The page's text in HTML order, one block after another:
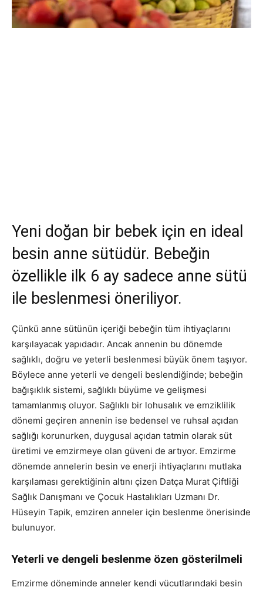
Yeni doğan bir bebek için en ideal
besin anne sütüdür. Bebeğin
özellikle ilk 6 ay sadece anne sütü
ile beslenmesi öneriliyor.
Çünkü anne sütünün içeriği bebeğin tüm ihtiyaçlarını
karşılayacak yapıdadır. Ancak annenin bu dönemde
sağlıklı, doğru ve yeterli beslenmesi büyük önem taşıyor.
Böylece anne yeterli ve dengeli beslendiğinde; bebeğin
bağışıklık sistemi, sağlıklı büyüme ve gelişmesi
tamamlanmış oluyor. Sağlıklı bir lohusalık ve emziklilik
dönemi geçiren annenin ise bedensel ve ruhsal açıdan
sağlığı korunurken, duygusal açıdan tatmin olarak süt
üretimi ve emzirmeye olan güveni de artıyor. Emzirme
dönemde annelerin besin ve enerji ihtiyaçlarını mutlaka
karşılaması gerektiğinin altını çizen Datça Murat Çiftliği
Sağlık Danışmanı ve Çocuk Hastalıkları Uzmanı Dr.
Hüseyin Tapik, emziren anneler için beslenme önerisinde
bulunuyor.
Yeterli ve dengeli beslenme özen gösterilmeli
Emzirme döneminde anneler kendi vücutlarındaki besin